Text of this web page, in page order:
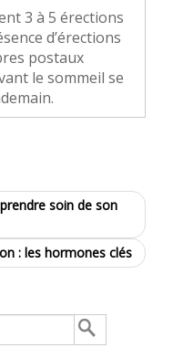
3 à 5 érections
d’érections
postaux
le sommeil se
soin de son
: les hormones clés